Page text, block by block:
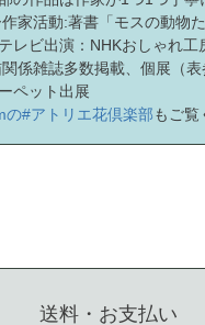
家活動:著書「モスの動物
レビ出演：NHKおしゃれ工
係雑誌多数掲載、個展（
ペット出展
の#アトリエ花倶楽部もご覧
送料・お支払い